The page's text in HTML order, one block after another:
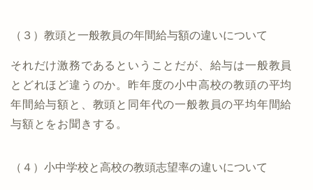
（３）教頭と一般教員の年間給与額の違いについて
それだけ激務であるということだが、給与は一般教員
とどれほど違うのか。昨年度の小中高校の教頭の平均
年間給与額と、教頭と同年代の一般教員の平均年間給
与額とをお聞きする。
（４）小中学校と高校の教頭志望率の違いについて